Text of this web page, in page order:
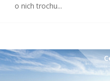
o nich trochu...